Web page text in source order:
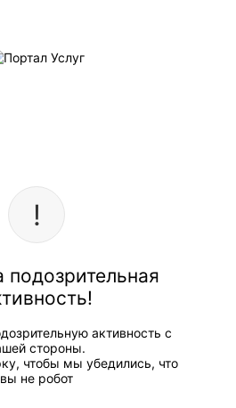
подозрительная
активность с
стороны.
чтобы мы убедились, что
вы не робот